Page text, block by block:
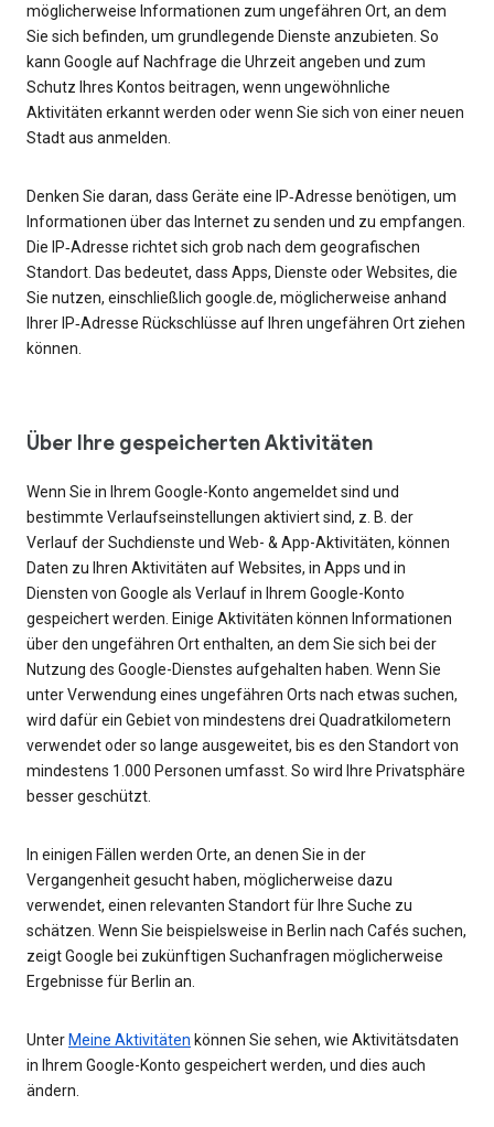
möglicherweise Informationen zum ungefähren Ort, an dem
Sie sich befinden, um grundlegende Dienste anzubieten. So
kann Google auf Nachfrage die Uhrzeit angeben und zum
Schutz Ihres Kontos beitragen, wenn ungewöhnliche
Aktivitäten erkannt werden oder wenn Sie sich von einer neuen
Stadt aus anmelden.
Denken Sie daran, dass Geräte eine IP‑Adresse benötigen, um
Informationen über das Internet zu senden und zu empfangen.
Die IP‑Adresse richtet sich grob nach dem geografischen
Standort. Das bedeutet, dass Apps, Dienste oder Websites, die
Sie nutzen, einschließlich google.de, möglicherweise anhand
Ihrer IP‑Adresse Rückschlüsse auf Ihren ungefähren Ort ziehen
können.
Über Ihre gespeicherten Aktivitäten
Wenn Sie in Ihrem Google-Konto angemeldet sind und
bestimmte Verlaufseinstellungen aktiviert sind, z. B. der
Verlauf der Suchdienste und Web- & App-Aktivitäten, können
Daten zu Ihren Aktivitäten auf Websites, in Apps und in
Diensten von Google als Verlauf in Ihrem Google-Konto
gespeichert werden. Einige Aktivitäten können Informationen
über den ungefähren Ort enthalten, an dem Sie sich bei der
Nutzung des Google-Dienstes aufgehalten haben. Wenn Sie
unter Verwendung eines ungefähren Orts nach etwas suchen,
wird dafür ein Gebiet von mindestens drei Quadratkilometern
verwendet oder so lange ausgeweitet, bis es den Standort von
mindestens 1.000 Personen umfasst. So wird Ihre Privatsphäre
besser geschützt.
In einigen Fällen werden Orte, an denen Sie in der
Vergangenheit gesucht haben, möglicherweise dazu
verwendet, einen relevanten Standort für Ihre Suche zu
schätzen. Wenn Sie beispielsweise in Berlin nach Cafés suchen,
zeigt Google bei zukünftigen Suchanfragen möglicherweise
Ergebnisse für Berlin an.
UnterMeine Aktivitäten können Sie sehen, wie Aktivitätsdaten
in Ihrem Google-Konto gespeichert werden, und dies auch
ändern.